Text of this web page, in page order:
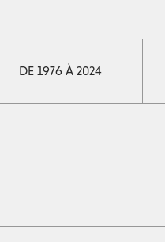
DE 1976 À 2024